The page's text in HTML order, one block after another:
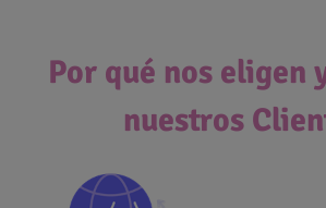
Por qué nos eligen
nuestros